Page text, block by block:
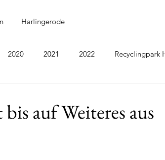
Harlingerode
2020 2021 2022 Recyclingpark
auf Weiteres aus